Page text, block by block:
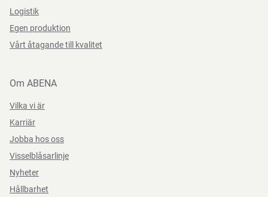
Logistik
Egen produktion
Vårt åtagande till kvalitet
Om ABENA
Vilka vi är
Karriär
Jobba hos oss
Visselblåsarlinje
Nyheter
Hållbarhet